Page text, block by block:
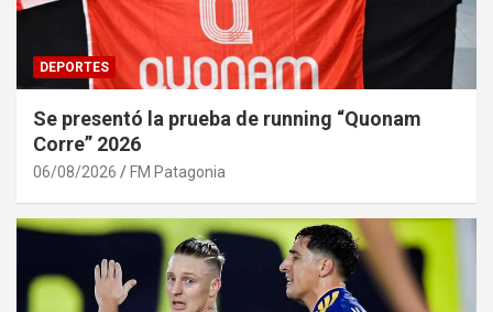
DEPORTES
Se presentó la prueba de running “Quonam
Corre” 2026
06/08/2026 FM Patagonia